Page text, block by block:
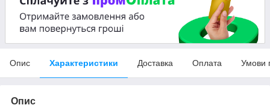
Опис Характеристики Доставка Оплата Умови
Опис